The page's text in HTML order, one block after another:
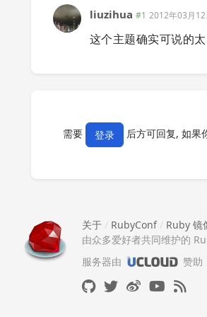
liuzihua #1 2012年03月12
这个主题确实可说的
需要 登录 后方可回复, 如果
关于 / RubyConf/ Ruby 镜
由众多爱好者共同维护的
服务器由
赞助